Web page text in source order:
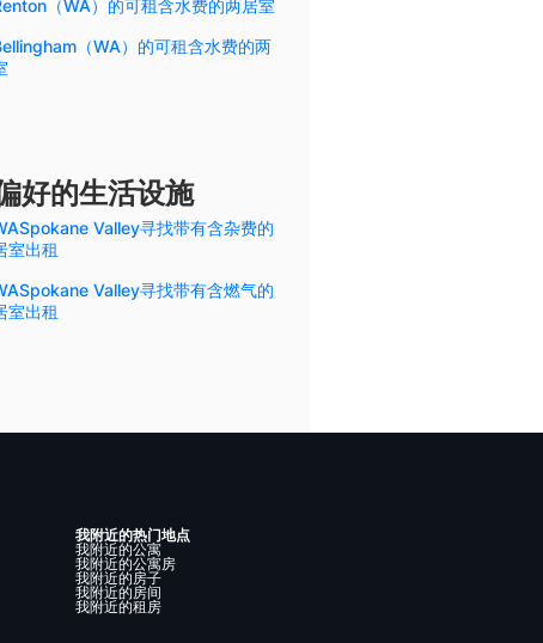
（WA）的可租含水费的两居室
（WA）的可租含水费的两
好的生活设施
Valley寻找带有含杂费的
室出租
Valley寻找带有含燃气的
室出租
我附近的热门地点
我附近的公寓
我附近的公寓房
我附近的房子
我附近的房间
我附近的租房